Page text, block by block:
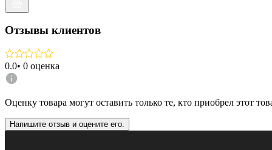
Отзывы клиентов
0.0• 0 оценка
Оценку товара могут оставить только те, кто приобрел этот
Напишите отзыв и оцените его.